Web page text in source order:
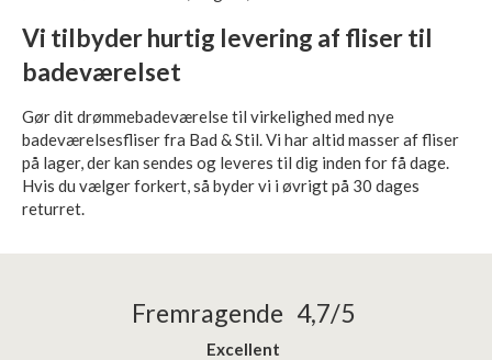
Vi tilbyder hurtig levering af fliser til
badeværelset
Gør dit drømmebadeværelse til virkelighed med nye
badeværelsesfliser fra Bad & Stil. Vi har altid masser af fliser
på lager, der kan sendes og leveres til dig inden for få dage.
Hvis du vælger forkert, så byder vi i øvrigt på 30 dages
returret.
Fremragende 4,7/5
Excellent